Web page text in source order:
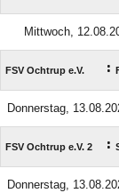
Mittwoch,
FSV Ochtrup e.V. :
Donnerstag,
FSV Ochtrup e.V. 2 :
Donnerstag,